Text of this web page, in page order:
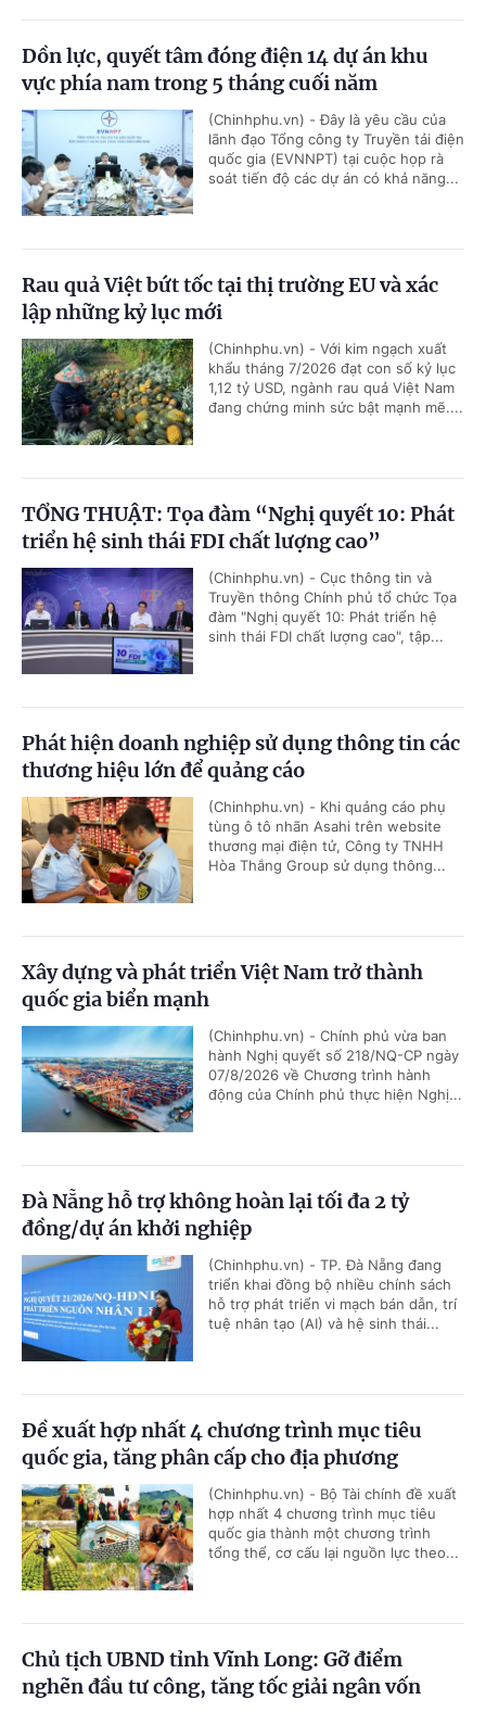
Dồn lực, quyết tâm đóng điện 14 dự án khu
vực phía nam trong 5 tháng cuối năm
(Chinhphu.vn) - Đây là yêu cầu của
lãnh đạo Tổng công ty Truyền tải điện
quốc gia (EVNNPT) tại cuộc họp rà
soát tiến độ các dự án có khả năng...
Rau quả Việt bứt tốc tại thị trường EU và xác
lập những kỷ lục mới
(Chinhphu.vn) - Với kim ngạch xuất
khẩu tháng 7/2026 đạt con số kỷ lục
1,12 tỷ USD, ngành rau quả Việt Nam
đang chứng minh sức bật mạnh mẽ....
TỔNG THUẬT: Tọa đàm “Nghị quyết 10: Phát
triển hệ sinh thái FDI chất lượng cao”
(Chinhphu.vn) - Cục thông tin và
Truyền thông Chính phủ tổ chức Tọa
đàm "Nghị quyết 10: Phát triển hệ
sinh thái FDI chất lượng cao", tập...
Phát hiện doanh nghiệp sử dụng thông tin các
thương hiệu lớn để quảng cáo
(Chinhphu.vn) - Khi quảng cáo phụ
tùng ô tô nhãn Asahi trên website
thương mại điện tử, Công ty TNHH
Hòa Thắng Group sử dụng thông...
Xây dựng và phát triển Việt Nam trở thành
quốc gia biển mạnh
(Chinhphu.vn) - Chính phủ vừa ban
hành Nghị quyết số 218/NQ-CP ngày
07/8/2026 về Chương trình hành
động của Chính phủ thực hiện Nghị...
Đà Nẵng hỗ trợ không hoàn lại tối đa 2 tỷ
đồng/dự án khởi nghiệp
(Chinhphu.vn) - TP. Đà Nẵng đang
triển khai đồng bộ nhiều chính sách
hỗ trợ phát triển vi mạch bán dẫn, trí
tuệ nhân tạo (AI) và hệ sinh thái...
Đề xuất hợp nhất 4 chương trình mục tiêu
quốc gia, tăng phân cấp cho địa phương
(Chinhphu.vn) - Bộ Tài chính đề xuất
hợp nhất 4 chương trình mục tiêu
quốc gia thành một chương trình
tổng thể, cơ cấu lại nguồn lực theo...
Chủ tịch UBND tỉnh Vĩnh Long: Gỡ điểm
nghẽn đầu tư công, tăng tốc giải ngân vốn